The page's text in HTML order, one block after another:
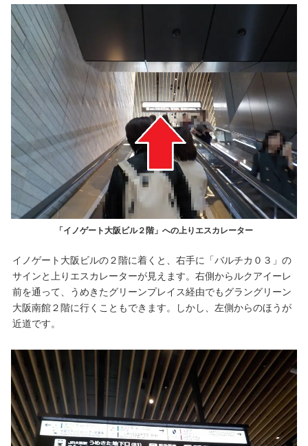
「イノゲート大阪ビル２階」への上りエスカレーター
イノゲート大阪ビルの２階に着くと、右手に「バルチカ０３」の
サインと上りエスカレーターが見えます。右側からルクアイーレ
前を通って、うめきたグリーンプレイス経由でもグラングリーン
大阪南館２階に行くこともできます。しかし、左側からのほうが
近道です。